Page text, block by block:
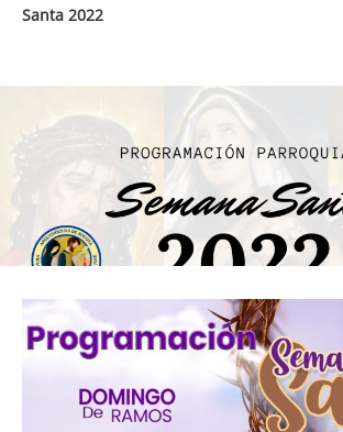
Santa 2022